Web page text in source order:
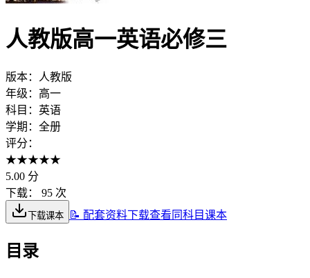
人教版高一英语必修三
版本：
人教版
年级： 高一
科目： 英语
学期： 全册
评分：
★★★★★
5.00 分
下载：
95 次
下载课本 📝 配套资料下载查看同科目课本
目录